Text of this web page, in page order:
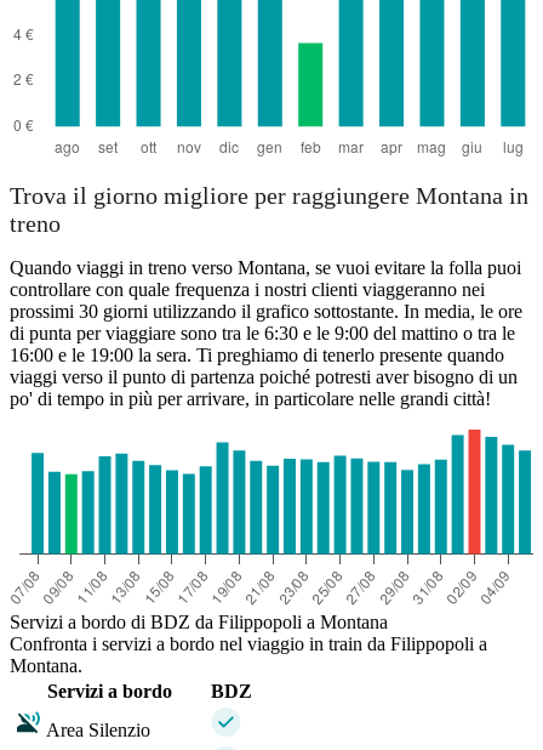
Trova il giorno migliore per raggiungere Montana in
treno
Quando viaggi in treno verso Montana, se vuoi evitare la folla puoi
controllare con quale frequenza i nostri clienti viaggeranno nei
prossimi 30 giorni utilizzando il grafico sottostante. In media, le ore
di punta per viaggiare sono tra le 6:30 e le 9:00 del mattino o tra le
16:00 e le 19:00 la sera. Ti preghiamo di tenerlo presente quando
viaggi verso il punto di partenza poiché potresti aver bisogno di un
po' di tempo in più per arrivare, in particolare nelle grandi città!
Servizi a bordo di BDZ da Filippopoli a Montana
Confronta i servizi a bordo nel viaggio in train da Filippopoli a
Montana.
Servizi a bordo
BDZ
Area Silenzio